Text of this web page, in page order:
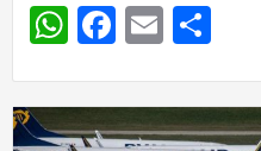
WhatsApp
Facebook
Email